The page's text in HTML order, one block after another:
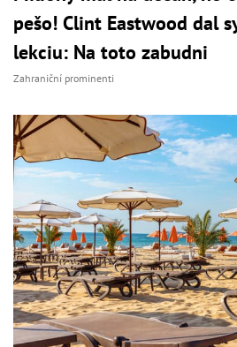
pešo! Clint Eastwood dal
lekciu: Na toto zabudni
Zahraniční prominenti